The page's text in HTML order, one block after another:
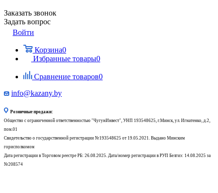
Заказать звонок
Задать вопрос
Войти
Корзина0
Избранные товары0
Сравнение товаров0
info@kazany.by
Розничные продажи:
Общество с ограниченной ответственностью "ЧугунИнвест", УНП 193548625, г.Минск, ул. Игнатенко, д.2,
пом.01
Свидетельство о государственной регистрации №193548625 от 19.05.2021. Выдано Минским
горисполкомом
Дата регистрации в Торговом реестре РБ: 26.08.2025. Дата/номер регистрации в РУП Белгиэ: 14.08.2025 за
№208574